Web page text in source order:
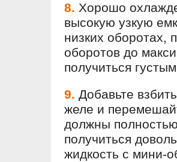
8. Хорошо
высокую узкую
низких оборотах,
оборотов до
получиться
9. Добавьте
желе и
должны
получиться
жидкость с мини-